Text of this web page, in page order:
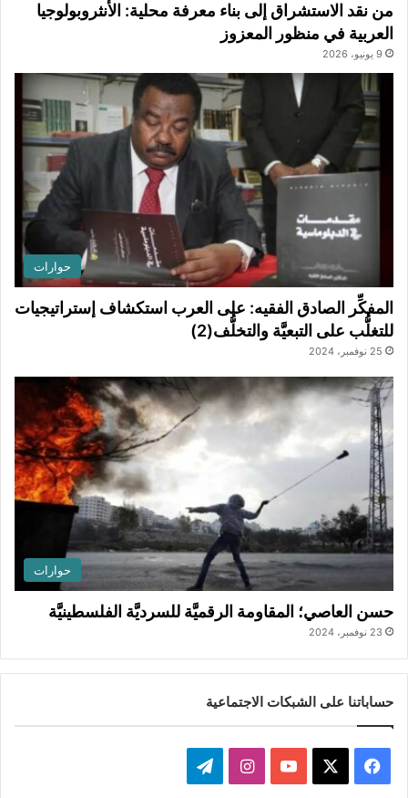
من نقد الاستشراق إلى بناء معرفة محلية: الأنثروبولوجيا
العربية في منظور المعزوز
9 يونيو، 2026
حوارات
المفكِّر الصادق الفقيه: على العرب استكشاف إستراتيجيات
للتغلُّب على التبعيَّة والتخلُّف(2)
25 نوفمبر، 2024
حوارات
حسن العاصي؛ المقاومة الرقميَّة للسرديَّة الفلسطينيَّة
23 نوفمبر، 2024
حساباتنا على الشبكات الاجتماعية